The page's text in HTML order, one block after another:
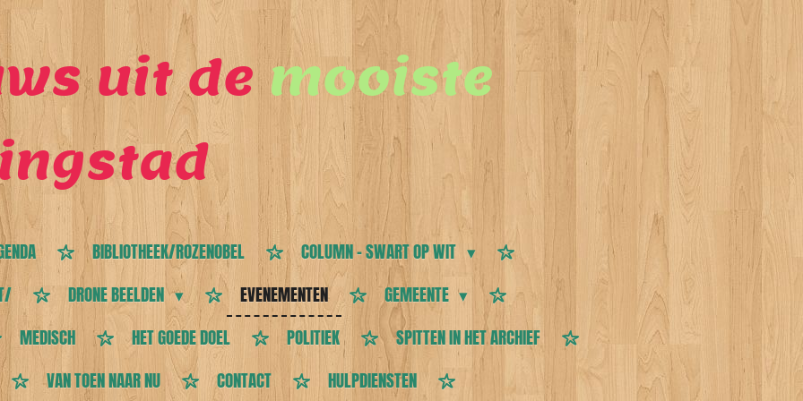
uit demooiste
BIBLIOTHEEK/ROZENOBEL
COLUMN - SWART OP WIT
DRONE BEELDEN EVENEMENTEN
GEMEENTE
MEDISCH HET GOEDE DOEL POLITIEK
SPITTEN IN HET ARCHIEF
VAN TOEN NAAR NU CONTACT
HULPDIENSTEN